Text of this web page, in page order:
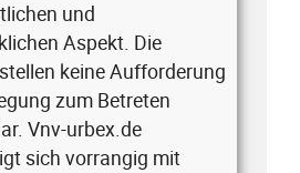
und
Aspekt. Die
keine Aufforderung
zum Betreten
Vnv-urbex.de
sich vorrangig mit